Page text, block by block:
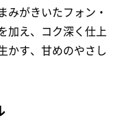
みがきいたフォン・
加え、コク深く仕上
かす、甘めのやさし